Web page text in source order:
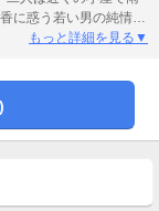
に惑う若い男の純情を
もっと詳細を見る▼